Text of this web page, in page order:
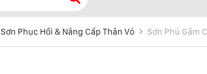
Sơn Phục Hồi & Nâng Cấp Thân Vỏ Sơn Phủ Gầm